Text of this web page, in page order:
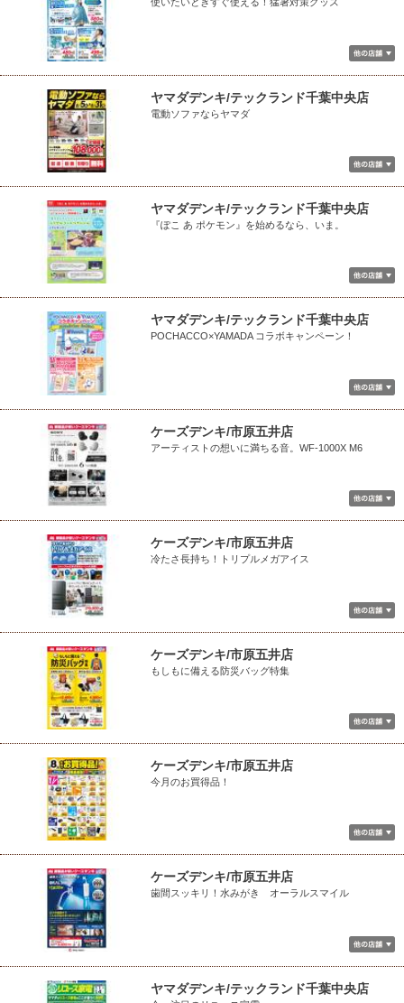
ヤマダデンキ/テックランド千葉中央店
電動ソファならヤマダ
ヤマダデンキ/テックランド千葉中央店
『ぽこ あ ポケモン』を始めるなら、いま。
ヤマダデンキ/テックランド千葉中央店
POCHACCO×YAMADA コラボキャンペーン！
ケーズデンキ/市原五井店
アーティストの想いに満ちる音。WF-1000X M6
ケーズデンキ/市原五井店
冷たさ長持ち！トリプルメガアイス
ケーズデンキ/市原五井店
もしもに備える防災バッグ特集
ケーズデンキ/市原五井店
今月のお買得品！
ケーズデンキ/市原五井店
歯間スッキリ！水みがき オーラルスマイル
ヤマダデンキ/テックランド千葉中央店